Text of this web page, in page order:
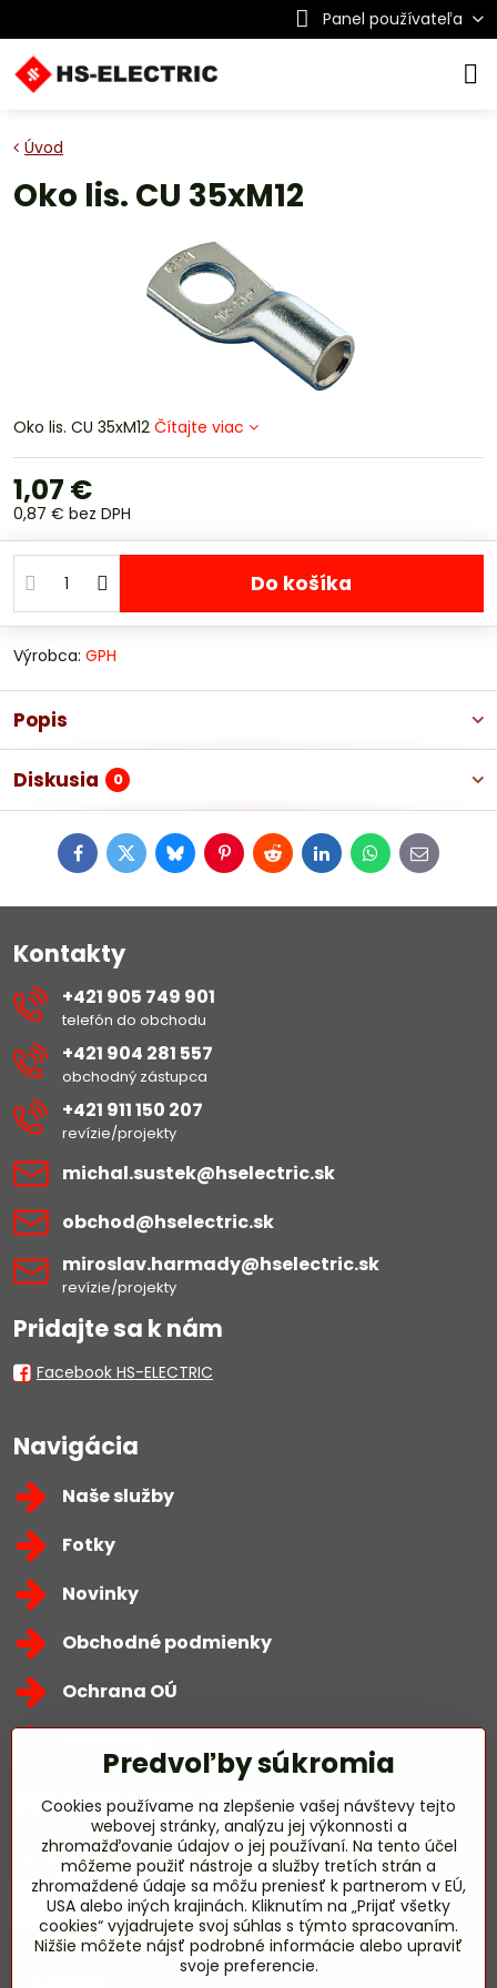
Panel používateľa
Úvod
Oko lis. CU 35xM12
Oko lis. CU 35xM12 Čítajte viac
1,07 €
0,87 € bez DPH
Do košíka
Výrobca: GPH
Popis
Diskusia 0
FacebookTwitterBlueskyPinterestRedditLinkedInWhatsApp
E-
mail
Kontakty
+421 905 749 901
telefón do obchodu
+421 904 281 557
obchodný zástupca
+421 911 150 207
revízie/projekty
michal​.sustek​@hselectric​.sk
obchod​@hselectric​.sk
miroslav​.harmady​@hselectric​.sk
revízie/projekty
Pridajte sa k nám
Facebook HS-ELECTRIC
Navigácia
Naše služby
Fotky
Novinky
Obchodné podmienky
Ochrana OÚ
Zavoláme Vám späť
Váš telefón*
Predvoľby súkromia
Cookies používame na zlepšenie vašej návštevy tejto
webovej stránky, analýzu jej výkonnosti a
zhromažďovanie údajov o jej používaní. Na tento účel
môžeme použiť nástroje a služby tretích strán a
zhromaždené údaje sa môžu preniesť k partnerom v EÚ,
USA alebo iných krajinách. Kliknutím na „Prijať všetky
cookies“ vyjadrujete svoj súhlas s týmto spracovaním.
Nižšie môžete nájsť podrobné informácie alebo upraviť
svoje preferencie.